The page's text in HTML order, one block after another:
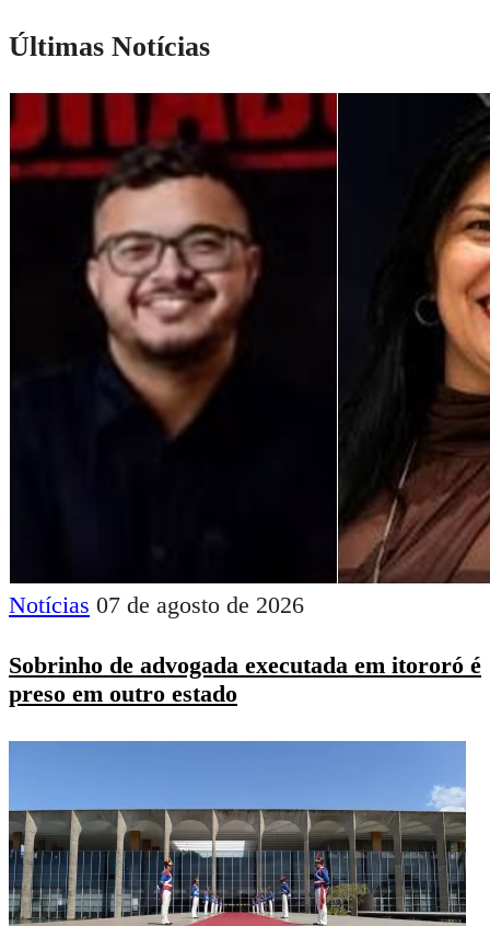
Últimas Notícias
Notícias 07 de agosto de 2026
Sobrinho de advogada executada em itororó é
preso em outro estado